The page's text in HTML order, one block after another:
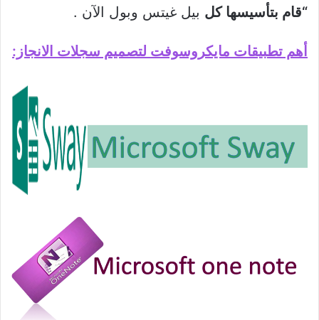
“قام بتأسيسها كل بيل غيتس وبول الآن .
أهم تطبيقات مايكروسوفت لتصميم سجلات الانجاز: